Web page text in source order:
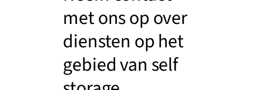
met ons op over
diensten op het
gebied van self